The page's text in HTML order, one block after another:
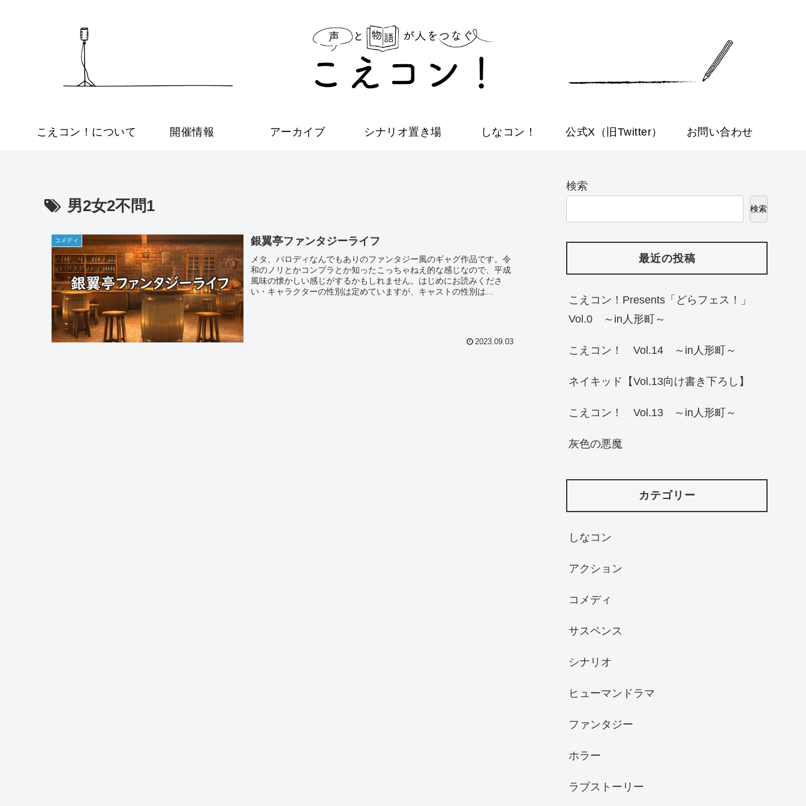
こえコン！について 開催情報 アーカイブ シナリオ置き場 しなコン！ 公式X（旧Twitter） お問い合わせ
男2女2不問1
コメディ 銀翼亭ファンタジーライフ
メタ、パロディなんでもありのファンタジー風のギャグ作品です。令
和のノリとかコンプラとか知ったこっちゃねえ的な感じなので、平成
風味の懐かしい感じがするかもしれません。はじめにお読みくださ
い・キャラクターの性別は定めていますが、キャストの性別は...
2023.09.03
検索
検索
最近の投稿
こえコン！Presents「どらフェス！」
Vol.0 ～in人形町～
こえコン！ Vol.14 ～in人形町～
ネイキッド【Vol.13向け書き下ろし】
こえコン！ Vol.13 ～in人形町～
灰色の悪魔
カテゴリー
しなコン
アクション
コメディ
サスペンス
シナリオ
ヒューマンドラマ
ファンタジー
ホラー
ラブストーリー